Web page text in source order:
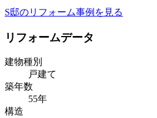
S邸のリフォーム事例を見る
リフォームデータ
建物種別
戸建て
築年数
55年
構造